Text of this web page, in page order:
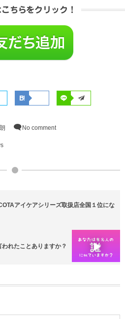
ちらをクリック！
No comment
アイケアシリーズ取扱店全国１位にな
れたことありますか？